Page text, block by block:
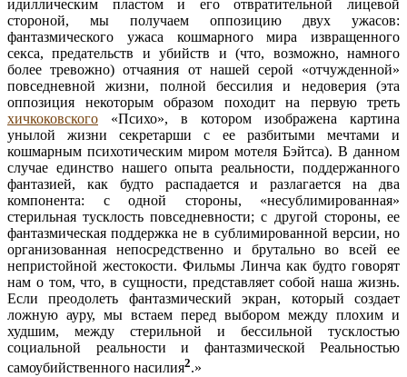
идиллическим пластом и его отвратительной лицевой
стороной, мы получаем оппозицию двух ужасов:
фантазмического ужаса кошмарного мира извращенного
секса, предательств и убийств и (что, возможно, намного
более тревожно) отчаяния от нашей серой «отчужденной»
повседневной жизни, полной бессилия и недоверия (эта
оппозиция некоторым образом походит на первую треть
хичкоковского «Психо», в котором изображена картина
унылой жизни секретарши с ее разбитыми мечтами и
кошмарным психотическим миром мотеля Бэйтса). В данном
случае единство нашего опыта реальности, поддержанного
фантазией, как будто распадается и разлагается на два
компонента: с одной стороны, «несублимированная»
стерильная тусклость повседневности; с другой стороны, ее
фантазмическая поддержка не в сублимированной версии, но
организованная непосредственно и брутально во всей ее
непристойной жестокости. Фильмы Линча как будто говорят
нам о том, что, в сущности, представляет собой наша жизнь.
Если преодолеть фантазмический экран, который создает
ложную ауру, мы встаем перед выбором между плохим и
худшим, между стерильной и бессильной тусклостью
социальной реальности и фантазмической Реальностью
самоубийственного насилия2.»